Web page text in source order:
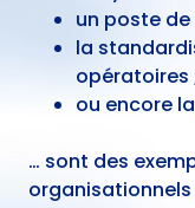
un poste
la
opératoires
ou encore
… sont des
organisationnels